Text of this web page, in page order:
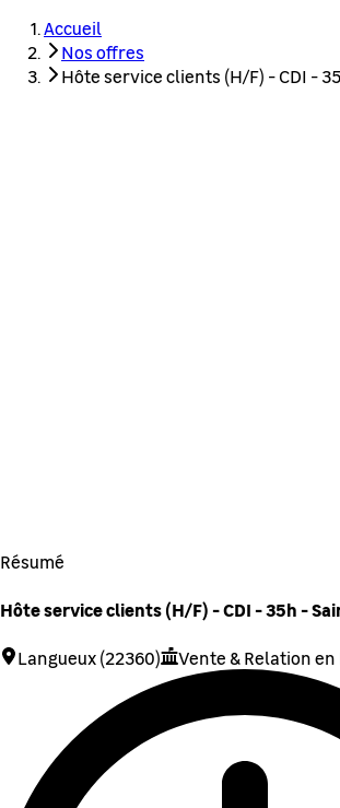
Accueil
Nos offres
Hôte service clients (H/F) - CDI -
Résumé
Hôte service clients (H/F) - CDI - 35h -
Langueux (22360) Vente & Relation